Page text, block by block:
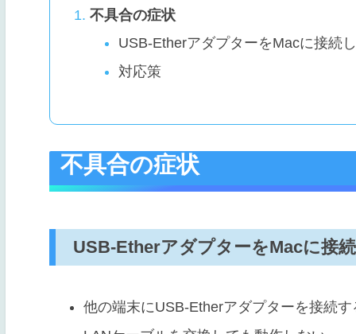
不具合の症状
USB-EtherアダプターをMacに接続
対応策
不具合の症状
USB-EtherアダプターをMacに接
他の端末にUSB-Etherアダプターを接続す